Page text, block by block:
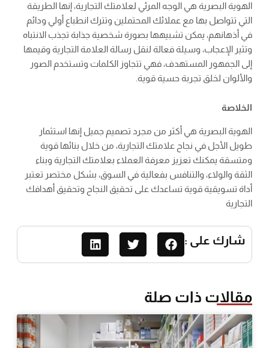
الهوية البصرية هي الوجه المرئي لعلامتك التجارية، إنها الطريقة
التي تتواصل بها مع عملائك المحتملين وتترك انطباع أولي ودائم
في أذهانهم، يمكن تشبيهها بصورة شخصية جذابة تجذب الانتباه
وتثير الإعجاب، وسيلة فعالة لنقل رسالة العلامة التجارية وقيمها
إلى الجمهور المستهدف، فهي تتجاوز الكلمات وتستخدم الصور
والألوان لخلق تجربة حسية قوية.
الخلاصة
الهوية البصرية هي أكثر من مجرد تصميم جميل إنها استثمار
طويل الأجل في نجاح علامتك التجارية، من خلال بنائها قوية
ومتسقة يمكنك تعزيز معرفة العملاء بعلامتك التجارية وبناء
الثقة والولاء، والتنافس بفعالية في السوق، بشكل مختصر تعتبر
أداة تسويقية قوية تساعدك على تحقيق النجاح وتحقيق أهدافك
التجارية
شارك على :
مقالات ذات صلة